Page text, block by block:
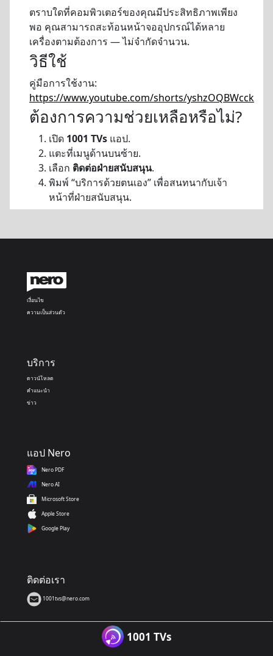
ตราบใดที่คอมพิวเตอร์ของคุณมีประสิทธิภาพเพียง
พอ คุณสามารถสะท้อนหน้าจออุปกรณ์ได้หลาย
เครื่องตามต้องการ — ไม่จำกัดจำนวน.
วิธีใช้
คู่มือการใช้งาน:
https://www.youtube.com/shorts/yshzOQBWcck
ต้องการความช่วยเหลือหรือไม่?
เปิด 1001 TVs แอป.
แตะที่เมนูด้านบนซ้าย.
เลือก ติดต่อฝ่ายสนับสนุน.
พิมพ์ “บริการด้วยตนเอง” เพื่อสนทนากับเจ้า
หน้าที่ฝ่ายสนับสนุน.
เงื่อนไข
ความเป็นส่วนตัว
บริการ
ดาวน์โหลด
คำแนะนำ
ข่าว
แอป Nero
Nero PDF
Nero AI
Microsoft Store
Apple Store
Google Play
ติดต่อเรา
1001tvs@nero.com
1001 TVs